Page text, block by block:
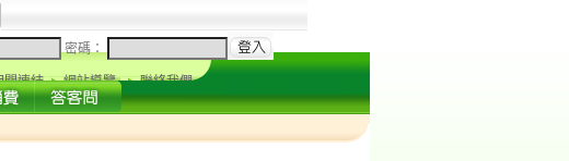
密碼：
關連結 網站導覽 聯絡我們